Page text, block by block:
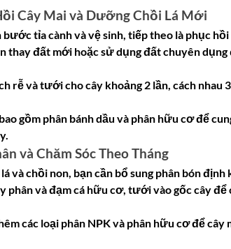
Cây Mai và Dưỡng Chồi Lá Mới
bước tỉa cành và vệ sinh, tiếp theo là phục
thay đất mới hoặc sử dụng đất chuyên dụng
rễ và tưới cho cây khoảng 2 lần, cách nhau
gồm phân bánh dầu và phân hữu cơ để
và Chăm Sóc Theo Tháng
và chồi non, bạn cần bổ sung phân bón định
phân và đạm cá hữu cơ, tưới vào gốc cây để
các loại phân NPK và phân hữu cơ để cây